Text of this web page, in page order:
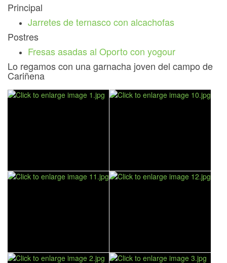
Principal
Jarretes de ternasco con alcachofas
Postres
Fresas asadas al Oporto con yogour
Lo regamos con una garnacha joven del campo de
Cariñena